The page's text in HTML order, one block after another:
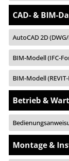
CAD- & BIM-
AutoCAD 2D
BIM-Modell (IFC-
BIM-Modell
Betrieb &
Montage &